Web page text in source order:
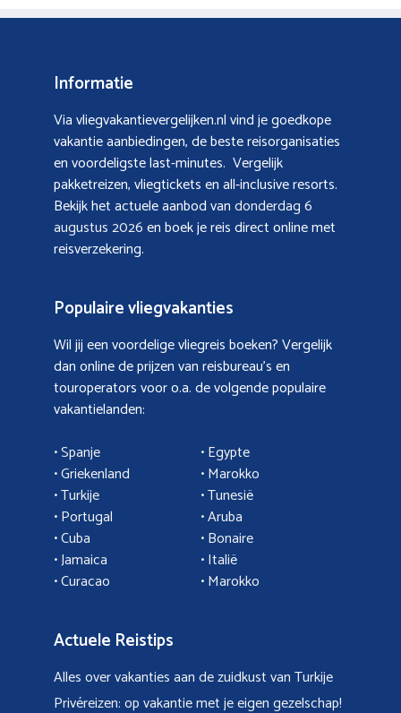
Informatie
Via vliegvakantievergelijken.nl vind je goedkope
vakantie aanbiedingen, de beste reisorganisaties
en voordeligste last-minutes. Vergelijk
pakketreizen, vliegtickets en all-inclusive resorts.
Bekijk het actuele aanbod vandonderdag 6
augustus 2026en boek je reis direct online met
reisverzekering.
Populaire vliegvakanties
Wil jij een voordelige vliegreis boeken? Vergelijk
dan online de prijzen van reisbureau’s en
touroperators voor o.a. de volgende populaire
vakantielanden:
• Spanje
• Griekenland
• Turkije
•Portugal
•Cuba
•Jamaica
• Curacao
• Egypte
•Marokko
• Tunesië
•Aruba
• Bonaire
•Italië
•Marokko
Actuele Reistips
Alles over vakanties aan de zuidkust van Turkije
Privéreizen: op vakantie met je eigen gezelschap!